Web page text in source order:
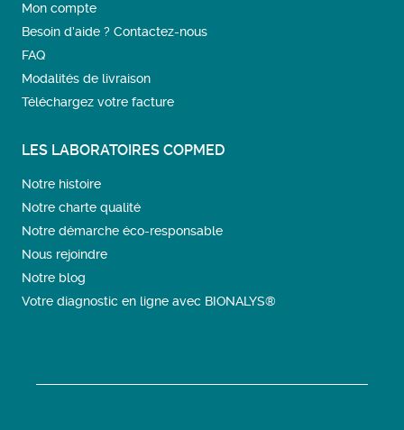
Mon compte
Besoin d’aide ? Contactez-nous
FAQ
Modalités de livraison
Téléchargez votre facture
LES LABORATOIRES COPMED
Notre histoire
Notre charte qualité
Notre démarche éco-responsable
Nous rejoindre
Notre blog
Votre diagnostic en ligne avec BIONALYS®